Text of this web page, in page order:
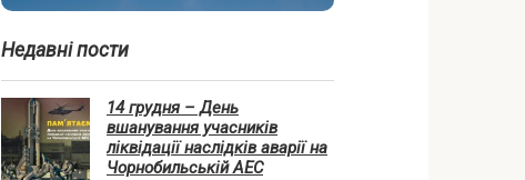
Недавні пости
14 грудня – День
вшанування учасників
ліквідації наслідків аварії на
Чорнобильській АЕС